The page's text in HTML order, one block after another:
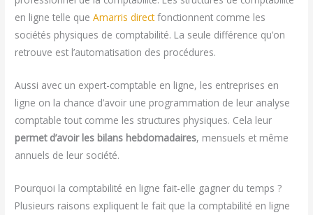
en ligne telle queAmarris directfonctionnent comme les
sociétés physiques de comptabilité. La seule différence qu’on
retrouve est l’automatisation des procédures.
Aussi avec un expert-comptable en ligne, les entreprises en
ligne on la chance d’avoir une programmation de leur analyse
comptable tout comme les structures physiques. Cela leur
permet d’avoir les bilans hebdomadaires, mensuels et même
annuels de leur société.
Pourquoi la comptabilité en ligne fait-elle gagner du temps ?
Plusieurs raisons expliquent le fait que la comptabilité en ligne